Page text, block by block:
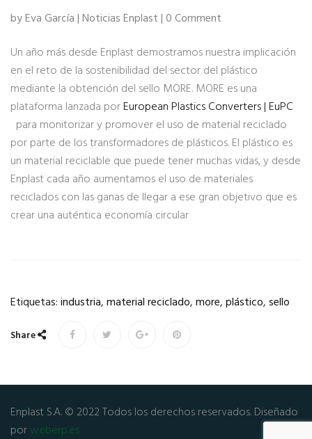
by Eva García |Noticias Enplast| 0 Comment
Un año más desde Enplast demostramos nuestra implicación
en el reto de la sostenibilidad del sector del plástico
mediante la obtención del sello MORE. MORE es una
plataforma lanzada porEuropean Plastics Converters | EuPC
para monitorizar y promover el uso de material reciclado
por parte de los transformadores de plásticos. El plástico es
un material reciclable que puede tener muchas vidas, y desde
Enplast cada año aumentamos el uso de materiales
reciclados con las ganas de llegar a ese gran objetivo que es
crear una auténtica economía circular
Etiquetas:industria,material reciclado,more,plástico,sello
Share
Enplast S.A. © 2022 Todos los derechos reservados. Diseñado
porweberp.es